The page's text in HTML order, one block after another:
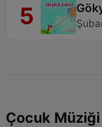
5
Çocuk